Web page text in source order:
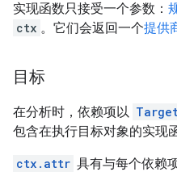
实现函数只接受一个参数：
ctx 。它们会返回一个提供
目标
在分析时，依赖项以
包含在执行目标对象的实现
ctx.attr 具有与每个依赖